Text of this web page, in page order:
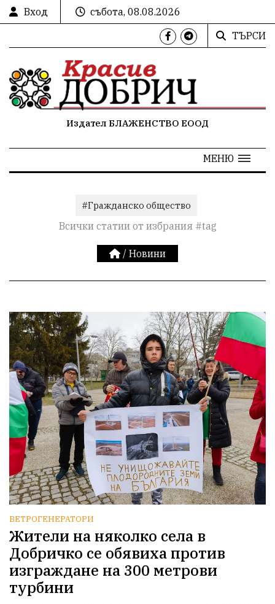
Вход
събота, 08.08.2026
ТЪРСИ
Издател БЛАЖЕНСТВО ЕООД
МЕНЮ
#Гражданско общество
Всички статии от избрания #tag
/ Новини
ВЕТРОГЕНЕРАТОРИ
Жители на няколко села в
Добричко се обявиха против
изграждане на 300 метрови
турбини